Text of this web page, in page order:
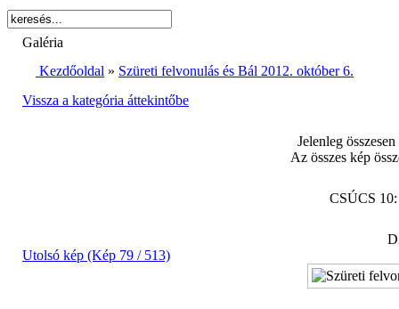
Galéria
Kezdőoldal » Szüreti felvonulás és Bál 2012. október 6.
Vissza a kategória áttekintőbe
Jelenleg
Az összes kép
CSÚCS
Utolsó kép (Kép 79 / 513)